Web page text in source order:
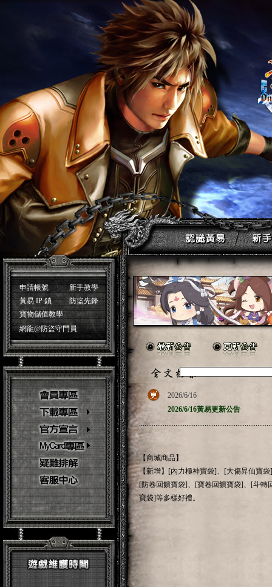
申請帳號
黃易 IP 鎖
寶物儲值教學
新手教學
防盜先鋒
網龍@防盜守門員
2026/6/16
2026/6/16黃易更新公告
【商城商品】
【新增】[內力極神寶袋]、[大傷昇仙寶
[防卷回饋寶袋]、[寶卷回饋寶袋]、[斗
寶袋]等多樣好禮。